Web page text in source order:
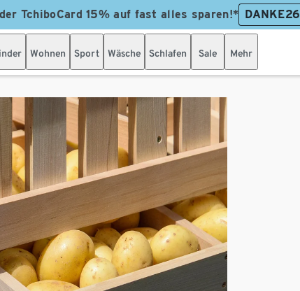
TchiboCard 15% auf fast alles sparen!* DANKE26
Wohnen Sport Wäsche Schlafen Sale Mehr